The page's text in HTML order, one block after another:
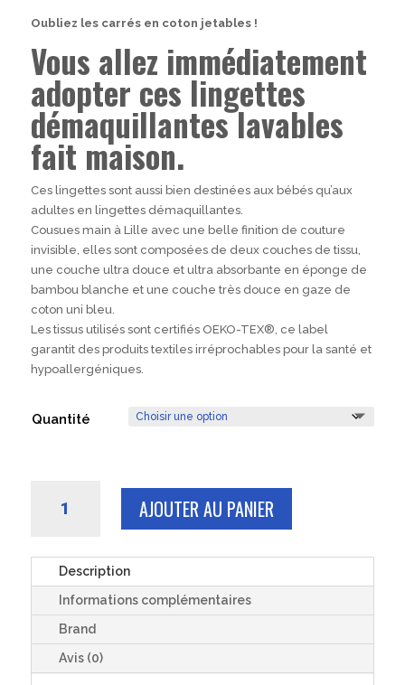
prix :
8,00€
à
16,00€
Oubliez les carrés en coton jetables !
Vous allez immédiatement
adopter ces lingettes
démaquillantes lavables
fait maison.
Ces lingettes sont aussi bien destinées aux bébés qu’aux
adultes en lingettes démaquillantes.
Cousues main à Lille avec une belle finition de couture
invisible, elles sont composées de deux couches de tissu,
une couche ultra douce et ultra absorbante en éponge de
bambou blanche et une couche très douce en gaze de
coton uni bleu.
Les tissus utilisés sont certifiés OEKO-TEX®, ce label
garantit des produits textiles irréprochables pour la santé et
hypoallergéniques.
Quantité
carrés
LINGETTES
démaquillantes
réutilisables
uni
AJOUTER AU PANIER
Description
Informations complémentaires
Brand
Avis (0)